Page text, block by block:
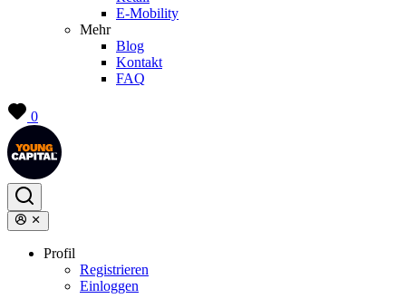
E-Mobility
Mehr
Blog
Kontakt
FAQ
0
Profil
Registrieren
Einloggen